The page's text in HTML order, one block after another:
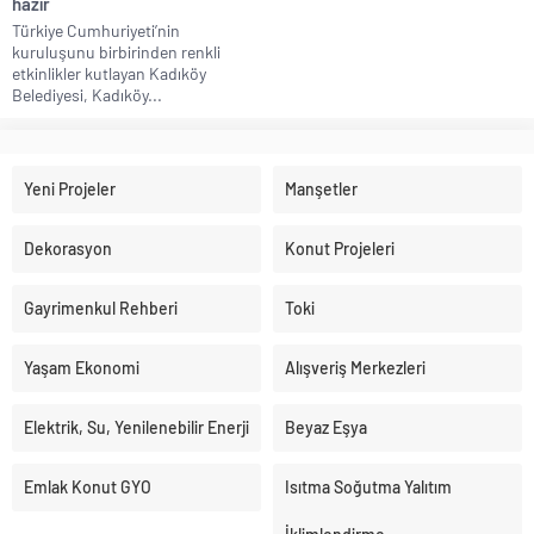
Türkiye Cumhuriyeti’nin
kuruluşunu birbirinden renkli
etkinlikler kutlayan Kadıköy
Belediyesi, Kadıköy...
Yeni Projeler Manşetler
Dekorasyon Konut Projeleri
Gayrimenkul Rehberi Toki
Yaşam Ekonomi Alışveriş Merkezleri
Elektrik, Su, Yenilenebilir Enerji Beyaz Eşya
Emlak Konut GYO Isıtma Soğutma Yalıtım